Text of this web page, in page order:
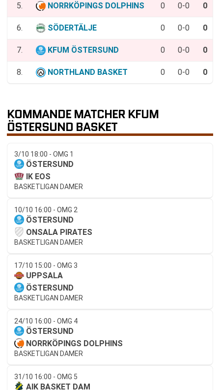
5. NORRKÖPINGS DOLPHINS 0 0-0 0
6. SÖDERTÄLJE 0 0-0 0
7. KFUM ÖSTERSUND 0 0-0 0
8. NORTHLAND BASKET 0 0-0 0
KOMMANDE MATCHER KFUM
ÖSTERSUND BASKET
3/10 18:00 - OMG 1
ÖSTERSUND
IK EOS
BASKETLIGAN DAMER
10/10 16:00 - OMG 2
ÖSTERSUND
ONSALA PIRATES
BASKETLIGAN DAMER
17/10 15:00 - OMG 3
UPPSALA
ÖSTERSUND
BASKETLIGAN DAMER
24/10 16:00 - OMG 4
ÖSTERSUND
NORRKÖPINGS DOLPHINS
BASKETLIGAN DAMER
31/10 16:00 - OMG 5
AIK BASKET DAM